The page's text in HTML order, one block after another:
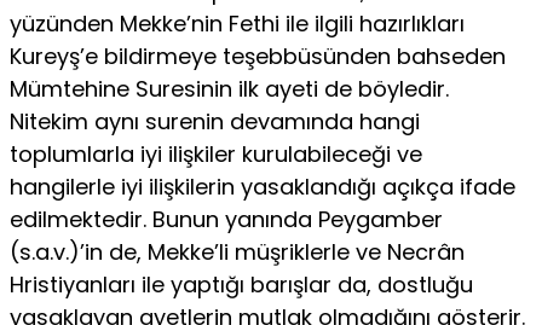
yüzünden Mekke’nin Fethi ile ilgili hazırlıkları
Kureyş’e bildirmeye teşebbüsünden bahseden
Mümtehine Suresinin ilk ayeti de böyledir.
Nitekim aynı surenin devamında hangi
toplumlarla iyi ilişkiler kurulabileceği ve
hangilerle iyi ilişkilerin yasaklandığı açıkça ifade
edilmektedir. Bunun yanında Peygamber
(s.a.v.)’in de, Mekke’li müşriklerle ve Necrân
Hristiyanları ile yaptığı barışlar da, dostluğu
yasaklayan ayetlerin mutlak olmadığını gösterir.